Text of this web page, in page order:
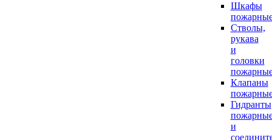
Шкафы
Стволы,
рукава
и
головки
Клапаны
Гидранты
и